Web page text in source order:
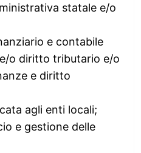
statale e/o
e contabile
o diritto tributario e/o
e diritto
agli enti locali;
e gestione delle